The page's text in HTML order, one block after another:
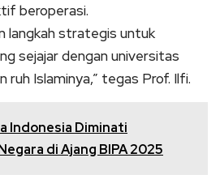
beroperasi.
langkah strategis untuk
sejajar dengan universitas
ruh Islaminya,” tegas Prof. Ilfi.
Indonesia Diminati
di Ajang BIPA 2025